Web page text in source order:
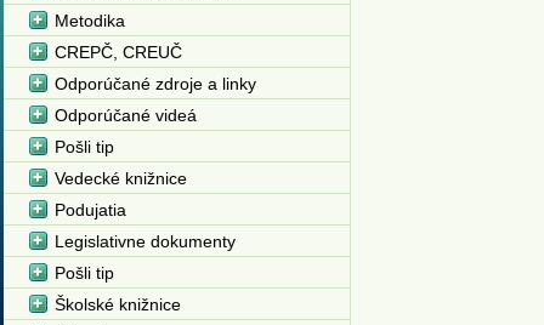
Metodika
CREPČ, CREUČ
Odporúčané zdroje a linky
Odporúčané videá
Pošli tip
Vedecké knižnice
Podujatia
Legislativne dokumenty
Pošli tip
Školské knižnice